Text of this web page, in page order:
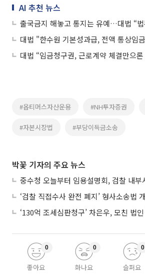
AI 추천 뉴스
#옵티머스자산운용 #NH투자증권
#자본시장법 #부당이득금소송
박꽃 기자의 주요 뉴스
좋아요
0
화나요
0
슬퍼요
0